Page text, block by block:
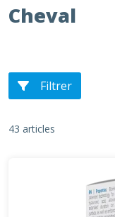
Cheval
Filtrer
43 articles